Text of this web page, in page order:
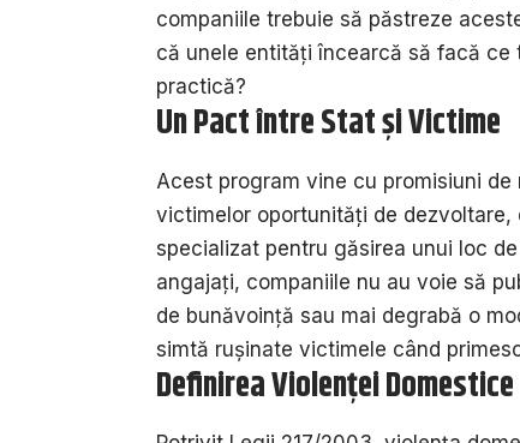
companiile trebuie să păstreze
că unele entități încearcă să facă
practică?
Un Pact între Stat și Victime
Acest program vine cu promisiuni
victimelor oportunități de
specializat pentru găsirea unui loc
angajați, companiile nu au voie să
de bunăvoință sau mai degrabă o
simtă rușinate victimele când
Definirea Violenței Domestice